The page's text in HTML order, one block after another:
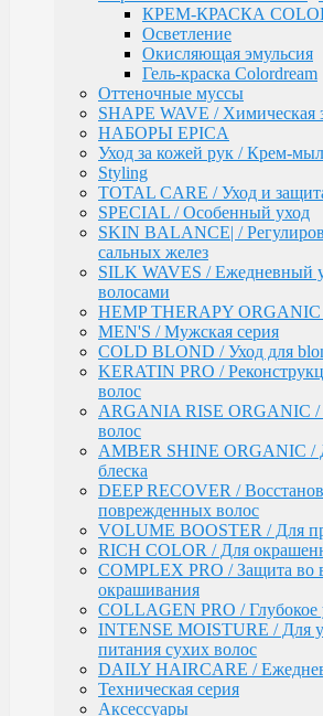
волос
ARGANIA RISE ORGANIC /
волос
AMBER SHINE ORGANIC /
DEEP RECOVER /
волос
VOLUME BOOSTER / Для
RICH COLOR / Для
COMPLEX PRO / Защита во
окрашивания
COLLAGEN PRO / Глубокое
INTENSE MOISTURE / Для
питания сухих волос
DAILY HAIRCARE /
Техническая серия
Аксессуары
Ollin
PINK DREAM / Линия
светлых волос
L&P SYSTEM / Липидная
восстановления волос
НАБОРЫ
Anti-Yellow / Для
Salon Beauty / Уход для
яркости волос
Ultimate Care / Уход для
поврежденных и сухих волос
Basic Line / Салонная линия
Bionika / Комплексный уход
головы
BIONIKA - От корней
BIONIKA - Питание и
BIONIKA - Плотность
BIONIKA - Против
BIONIKA -
BIONIKA - Экстра
КРЕМ-КРАСКА
Осветление
Окисляющая эмульсия
Гель-краска Colordream
Оттеночные муссы
SHAPE WAVE / Химическая
НАБОРЫ EPICA
Уход за кожей рук / Крем-
Styling
TOTAL CARE / Уход и
SPECIAL / Особенный уход
SKIN BALANCE| /
сальных желез
SILK WAVES / Ежедневный
волосами
HEMP THERAPY ORGANIC
MEN'S / Мужская серия
COLD BLOND / Уход для
KERATIN PRO /
волос
ARGANIA RISE ORGANIC /
волос
AMBER SHINE ORGANIC /
блеска
DEEP RECOVER /
поврежденных волос
VOLUME BOOSTER / Для
RICH COLOR / Для
COMPLEX PRO / Защита во
окрашивания
COLLAGEN PRO / Глубокое
INTENSE MOISTURE / Для
питания сухих волос
DAILY HAIRCARE /
Техническая серия
Аксессуары